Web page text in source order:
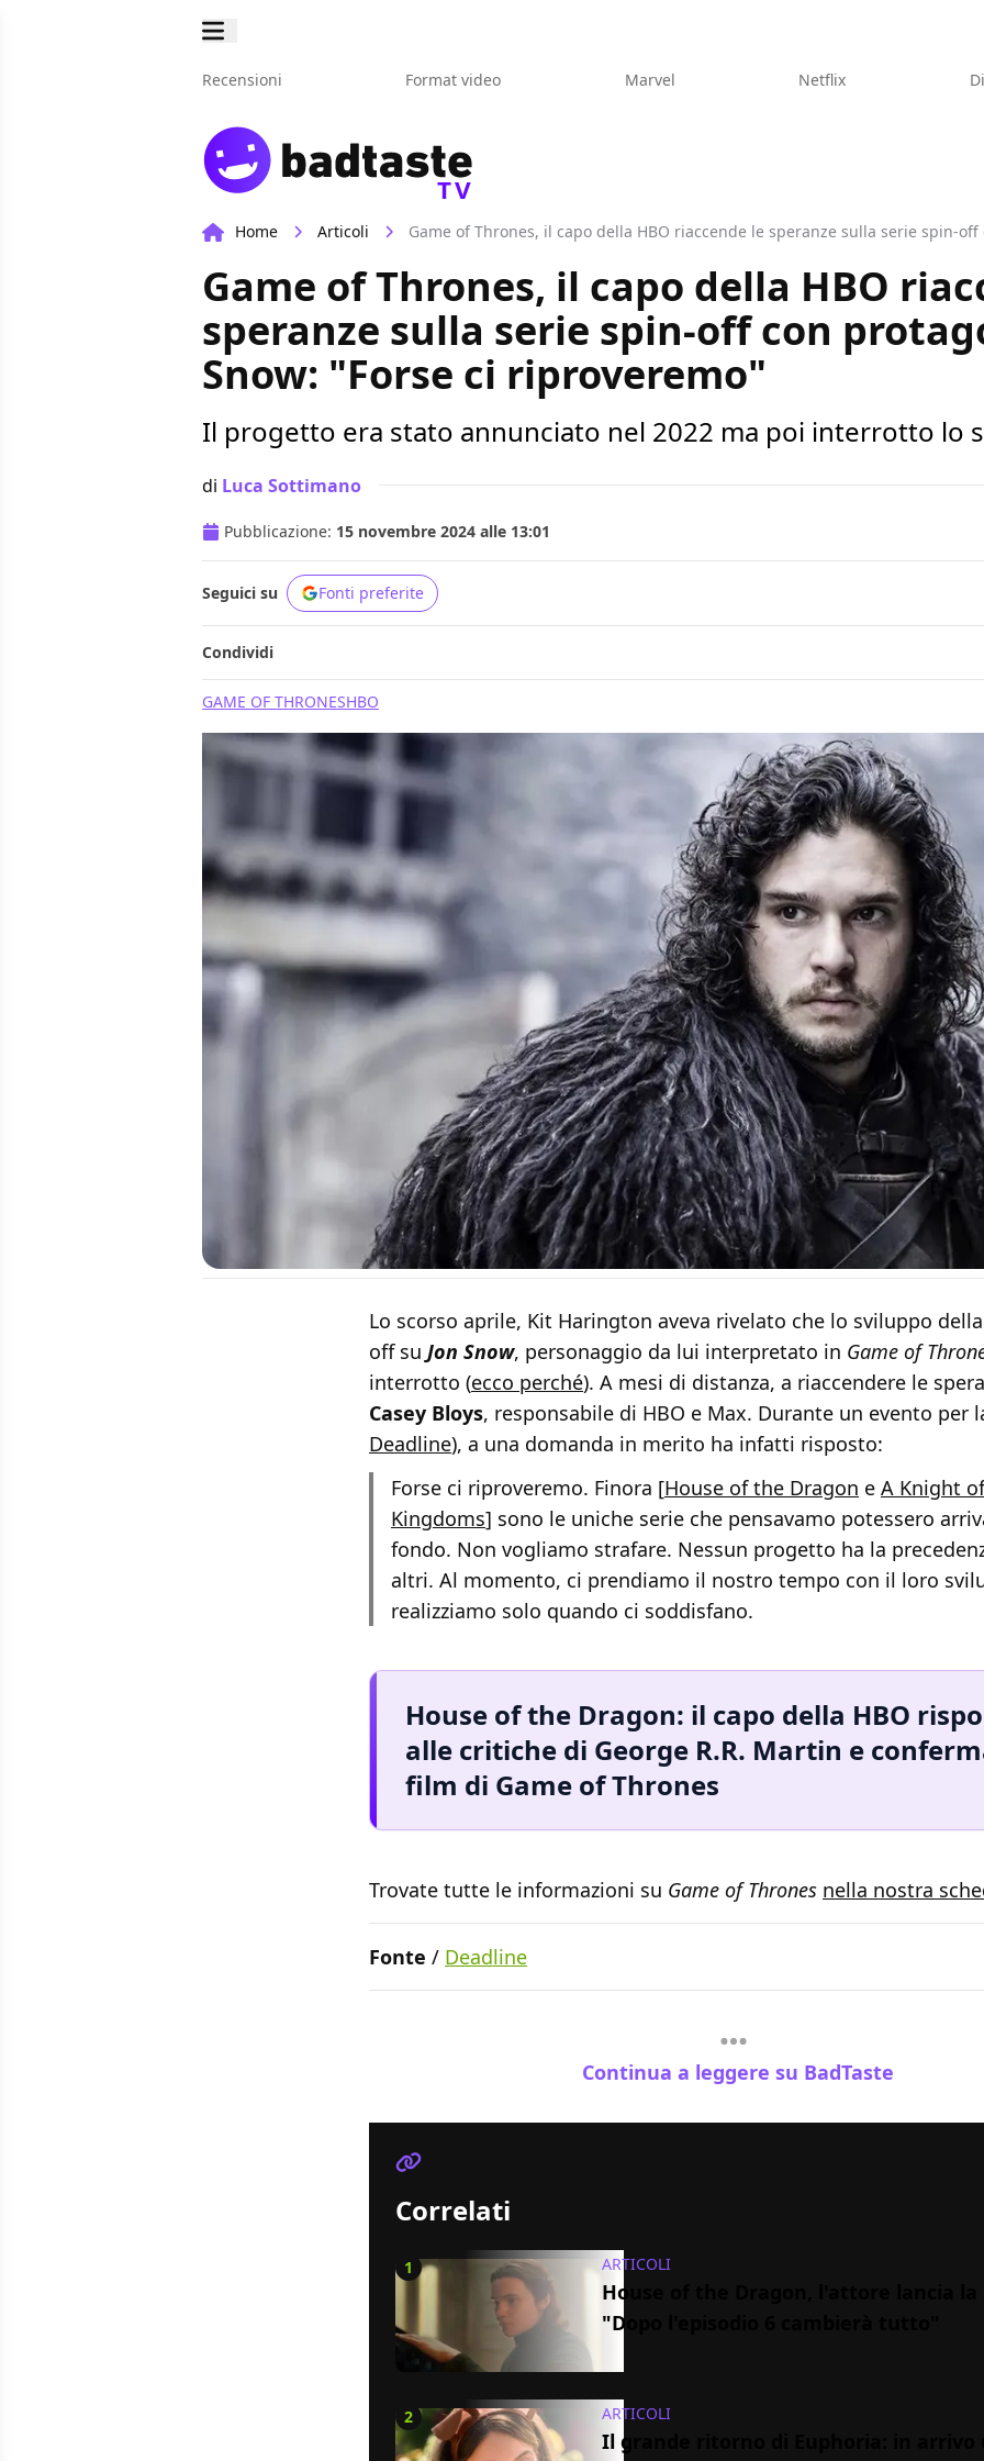
Recensioni Format video Marvel Netflix
TV
Home Articoli
Game of Thrones, il capo della HBO
speranze sulla serie spin-off con
Snow: "Forse ci riproveremo"
Il progetto era stato annunciato nel 2022 ma poi interrotto lo
di Luca Sottimano
Pubblicazione: 15 novembre 2024 alle 13:01
Seguici su Fonti preferite
Condividi
GAME OF THRONESHBO
Lo scorso aprile, Kit Harington aveva rivelato che lo sviluppo
off su Jon Snow, personaggio da lui interpretato in Game of
interrotto (ecco perché). A mesi di distanza, a riaccendere le
Casey Bloys, responsabile di HBO e Max. Durante un evento per
Deadline), a una domanda in merito ha infatti risposto:
Forse ci riproveremo. Finora [House of the Dragon e A Knight
Kingdoms] sono le uniche serie che pensavamo potessero
fondo. Non vogliamo strafare. Nessun progetto ha la
altri. Al momento, ci prendiamo il nostro tempo con il loro
realizziamo solo quando ci soddisfano.
House of the Dragon: il capo della HBO
alle critiche di George R.R. Martin e
film di Game of Thrones
Trovate tutte le informazioni su Game of Thrones nella nostra
Fonte / Deadline
Continua a leggere su BadTaste
Correlati
1 ARTICOLI
House of the Dragon, l'attore lancia la
"Dopo l'episodio 6 cambierà tutto"
2 ARTICOLI
Il grande ritorno di Euphoria: in arrivo